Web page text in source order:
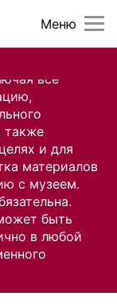
все
также
и для
материалов
с музеем.
быть
в любой
Меню